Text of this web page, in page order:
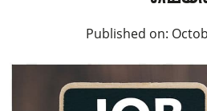
Published on: